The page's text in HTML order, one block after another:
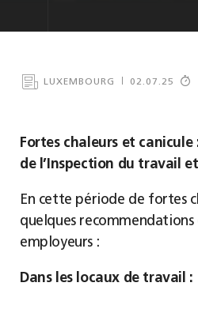
LUXEMBOURG 02.07.25
Fortes chaleurs et
de l’Inspection du travail
En cette période de fortes
quelques recommendations
employeurs :
Dans les locaux de travail :